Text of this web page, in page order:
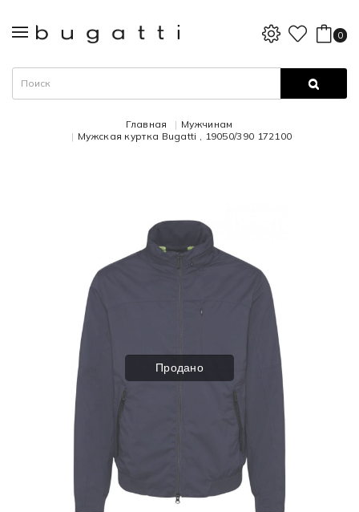
0
Главная
Мужчинам
Мужская куртка Bugatti , 19050/390 172100
Продано